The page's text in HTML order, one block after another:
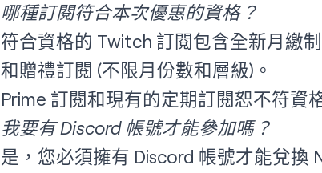
哪種訂閱符合本次優惠的資格？
符合資格的 Twitch 訂閱包含全新月繳
和贈禮訂閱 (不限月份數和層級)。
Prime 訂閱和現有的定期訂閱恕不符資
我要有 Discord 帳號才能參加嗎？
是，您必須擁有 Discord 帳號才能兌換